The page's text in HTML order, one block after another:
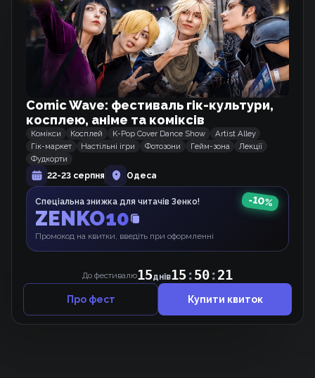
Схожі тайтли
Терпіння, Моя Леді!
Манхва
До зустрічі, мій королю
Від Солдата до Монарха
Манхва
Comic Wave: фестиваль гік-культури,
косплею, аніме та коміксів
Комікси Косплей K-Pop Cover Dance Show
Artist Alley
Гік-маркет
Настільні ігри Фотозони Гейм-зона
Лекції
Фудкорти
22-23 серпня
Одеса
Спеціальна знижка для читачів Зенко!
ZENKO10
Промокод на квитки, введіть при оформленні
-10%
До фестивалю15днів15:50:20
Про фест Купити квиток